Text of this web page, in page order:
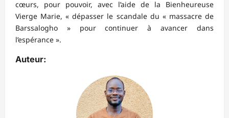
cœurs, pour pouvoir, avec l’aide de la Bienheureuse
Vierge Marie, « dépasser le scandale du « massacre de
Barssalogho » pour continuer à avancer dans
l’espérance ».
Auteur: